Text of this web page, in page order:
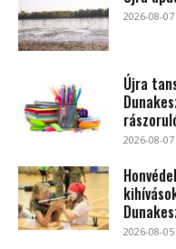
2026-08-07
Újra
2026-08-07
2026-08-05